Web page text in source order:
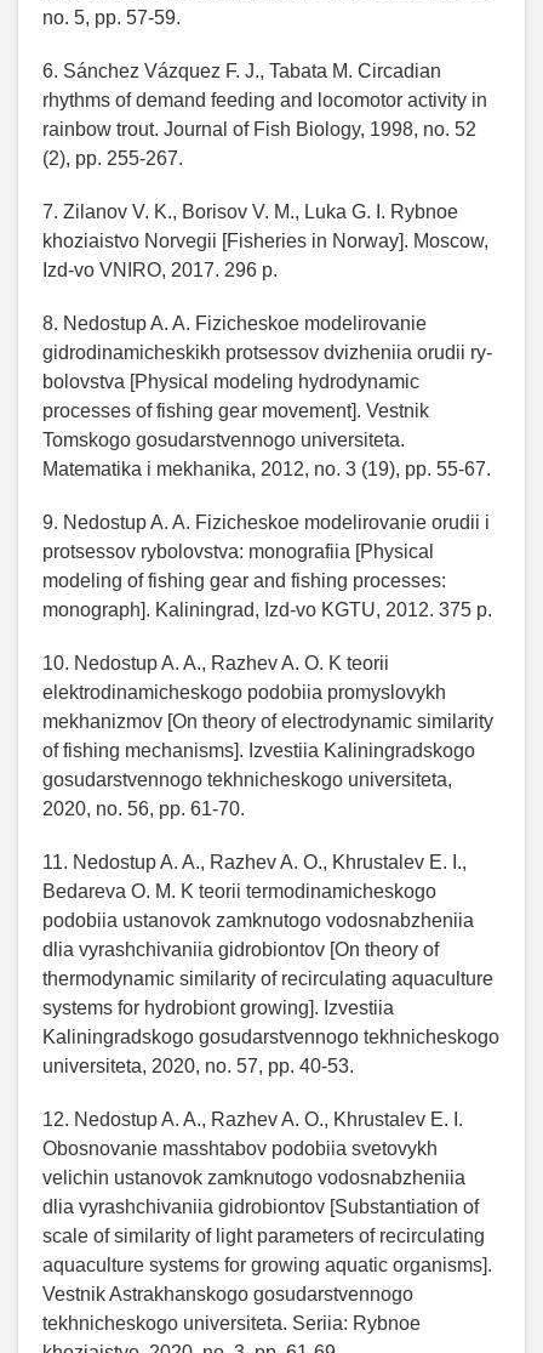
no. 5, pp. 57-59.
6. Sánchez Vázquez F. J., Tabata M. Circadian
rhythms of demand feeding and locomotor activity in
rainbow trout. Journal of Fish Biology, 1998, no. 52
(2), pp. 255-267.
7. Zilanov V. K., Borisov V. M., Luka G. I. Rybnoe
khoziaistvo Norvegii [Fisheries in Norway]. Moscow,
Izd-vo VNIRO, 2017. 296 p.
8. Nedostup A. A. Fizicheskoe modelirovanie
gidrodinamicheskikh protsessov dvizheniia orudii ry-
bolovstva [Physical modeling hydrodynamic
processes of fishing gear movement]. Vestnik
Tomskogo gosudarstvennogo universiteta.
Matematika i mekhanika, 2012, no. 3 (19), pp. 55-67.
9. Nedostup A. A. Fizicheskoe modelirovanie orudii i
protsessov rybolovstva: monografiia [Physical
modeling of fishing gear and fishing processes:
monograph]. Kaliningrad, Izd-vo KGTU, 2012. 375 p.
10. Nedostup A. A., Razhev A. O. K teorii
elektrodinamicheskogo podobiia promyslovykh
mekhanizmov [On theory of electrodynamic similarity
of fishing mechanisms]. Izvestiia Kaliningradskogo
gosudarstvennogo tekhnicheskogo universiteta,
2020, no. 56, pp. 61-70.
11. Nedostup A. A., Razhev A. O., Khrustalev E. I.,
Bedareva O. M. K teorii termodinamicheskogo
podobiia ustanovok zamknutogo vodosnabzheniia
dlia vyrashchivaniia gidrobiontov [On theory of
thermodynamic similarity of recirculating aquaculture
systems for hydrobiont growing]. Izvestiia
Kaliningradskogo gosudarstvennogo tekhnicheskogo
universiteta, 2020, no. 57, pp. 40-53.
12. Nedostup A. A., Razhev A. O., Khrustalev E. I.
Obosnovanie masshtabov podobiia svetovykh
velichin ustanovok zamknutogo vodosnabzheniia
dlia vyrashchivaniia gidrobiontov [Substantiation of
scale of similarity of light parameters of recirculating
aquaculture systems for growing aquatic organisms].
Vestnik Astrakhanskogo gosudarstvennogo
tekhnicheskogo universiteta. Seriia: Rybnoe